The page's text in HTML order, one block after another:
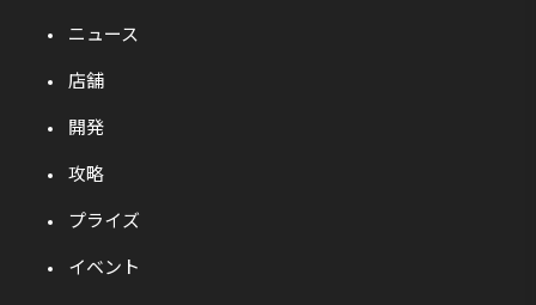
ニュース
店舗
開発
攻略
プライズ
イベント